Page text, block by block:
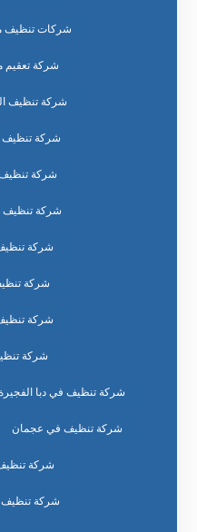
شركات تنظيف
شركة تعقيم
شركة تنظيف
شركة تنظيف
شركة
شركة تنظيف
شركة
شركة
شركة
شركة
شركة تنظيف في دبا
شركة تنظيف في عجمان
شركة
شركة تنظيف